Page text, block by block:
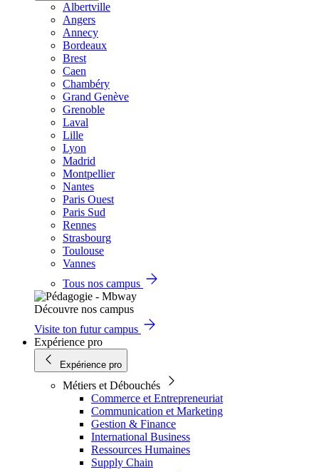
Albertville
Angers
Annecy
Bordeaux
Brest
Caen
Chambéry
Grand Genève
Grenoble
Laval
Lille
Lyon
Madrid
Montpellier
Nantes
Paris Ouest
Paris Sud
Rennes
Strasbourg
Toulouse
Vannes
Tous nos campus
Découvre nos campus
Visite ton futur campus
Expérience pro
Expérience pro
Métiers et Débouchés
Commerce et Entrepreneuriat
Communication et Marketing
Gestion & Finance
International Business
Ressources Humaines
Supply Chain